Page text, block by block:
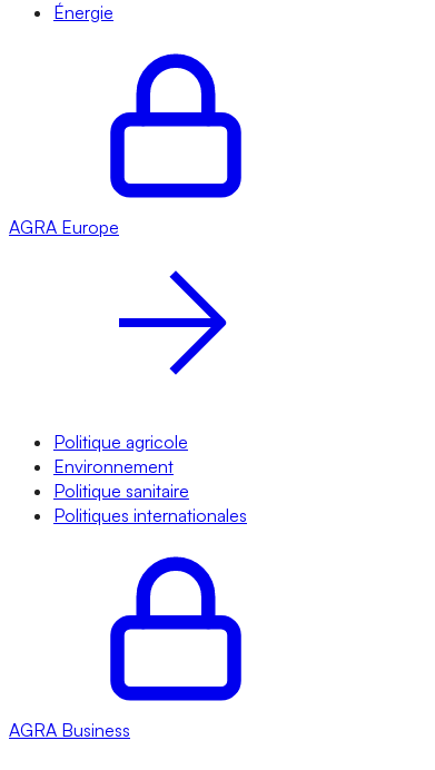
Énergie
AGRA Europe
Politique agricole
Environnement
Politique sanitaire
Politiques internationales
AGRA Business